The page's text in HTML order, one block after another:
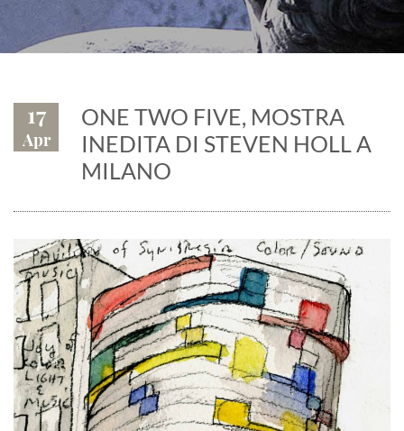
17
Apr
ONE TWO FIVE, MOSTRA
INEDITA DI STEVEN HOLL A
MILANO